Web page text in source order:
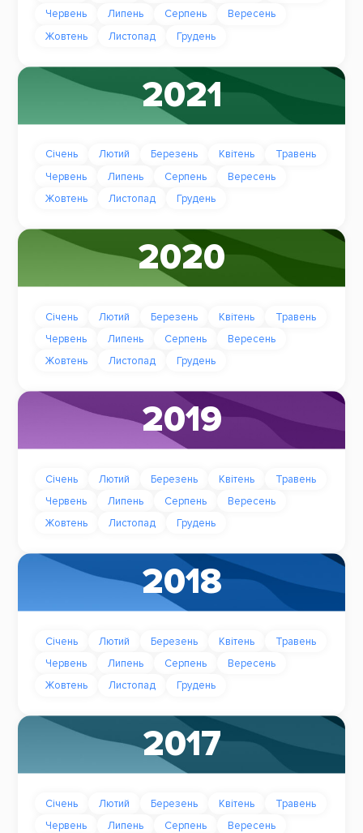
Червень
Липень Серпень
Вересень
Жовтень
Листопад Грудень
2021
Січень Лютий Березень Квітень
Травень
Червень
Липень Серпень
Вересень
Жовтень
Листопад Грудень
2020
Січень Лютий Березень Квітень
Травень
Червень
Липень Серпень
Вересень
Жовтень
Листопад Грудень
2019
Січень Лютий Березень Квітень
Травень
Червень
Липень Серпень
Вересень
Жовтень
Листопад Грудень
2018
Січень Лютий Березень Квітень
Травень
Червень
Липень Серпень
Вересень
Жовтень
Листопад Грудень
2017
Січень Лютий Березень Квітень
Травень
Червень
Липень Серпень
Вересень